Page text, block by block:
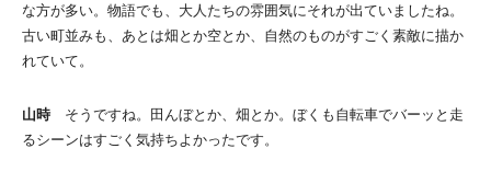
な方が多い。物語でも、大人たちの雰囲気にそれが出ていましたね。
古い町並みも、あとは畑とか空とか、自然のものがすごく素敵に描か
れていて。
山時 そうですね。田んぼとか、畑とか。ぼくも自転車でバーッと走
るシーンはすごく気持ちよかったです。